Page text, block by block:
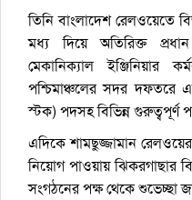
তিনি বাংলাদেশ রেলওয়েতে
মধ্য দিয়ে অতিরিক্ত প্রধান
মেকানিক্যাল ইঞ্জিনিয়ার
পশ্চিমাঞ্চলের সদর দফতরে
স্টক) পদসহ বিভিন্ন গুরুত্বপূর্ণ
এদিকে শামছুজ্জামান
নিয়োগ পাওয়ায় ঝিকরগাছার
সংগঠনের পক্ষ থেকে শুভেচ্ছা